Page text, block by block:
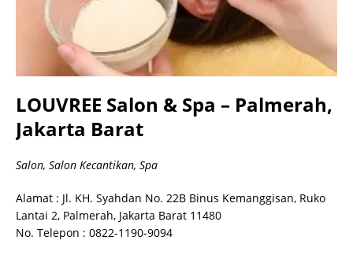
LOUVREE Salon & Spa – Palmerah,
Jakarta Barat
Salon, Salon Kecantikan, Spa
Alamat : Jl. KH. Syahdan No. 22B Binus Kemanggisan, Ruko
Lantai 2, Palmerah, Jakarta Barat 11480
No. Telepon : 0822-1190-9094